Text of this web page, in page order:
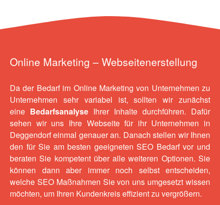
Online Marketing – Webseitenerstellung
Da der Bedarf im Online Marketing von Unternehmen zu
Unternehmen sehr variabel ist, sollten wir zunächst
eine Bedarfsanalyse Ihrer Inhalte durchführen. Dafür
sehen wir uns Ihre Webseite für ihr Unternehmen in
Deggendorf einmal genauer an. Danach stellen wir Ihnen
den für Sie am besten geeigneten SEO Bedarf vor und
beraten Sie kompetent über alle weiteren Optionen. Sie
können dann aber immer noch selbst entscheiden,
welche SEO Maßnahmen Sie von uns umgesetzt wissen
möchten, um Ihren Kundenkreis effizient zu vergrößern.